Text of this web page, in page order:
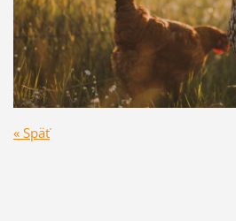
« Späť